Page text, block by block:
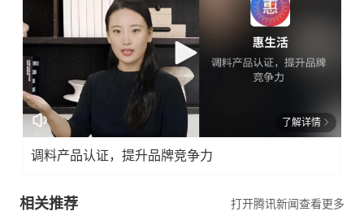
了解详情
调料产品认证，提升品牌竞争力
相关推荐 打开腾讯新闻查看更多